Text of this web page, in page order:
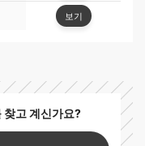
보기
찾고 계신가요?